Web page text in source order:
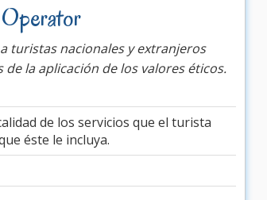
turistas nacionales y extranjeros
la aplicación de los valores éticos.
de los servicios que el turista
éste le incluya.